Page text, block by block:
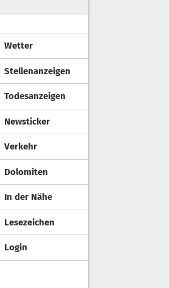
Wetter
Stellenanzeigen
Todesanzeigen
Newsticker
Verkehr
Dolomiten
In der Nähe
Lesezeichen
Login